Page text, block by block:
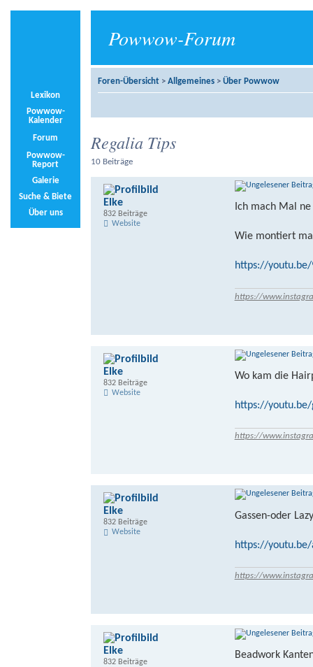
Powwow-Forum
Lexikon
Powwow-
Kalender
Forum
Powwow-
Report
Galerie
Suche & Biete
Über uns
Foren-Übersicht > Allgemeines > Über Powwow
Regalia Tips
10 Beiträge
Ich mach Mal
Wie montiert
https://youtu.be/
https://
Elke
832 Beiträge
Website
Wo kam die
https://youtu.be/
https://
Elke
832 Beiträge
Website
Gassen-oder
https://youtu.be/
https://
Elke
832 Beiträge
Website
Beadwork
Elke
832 Beiträge